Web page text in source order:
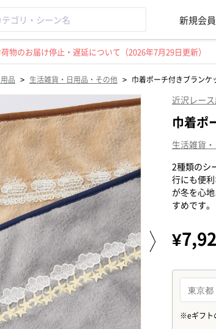
新規会
物のお届け停止・遅延について（2026年7月29日更新）
品 > 生活雑貨・日用品・その他 > 巾着ポーチ付きブランケ
近沢レー
巾着ポ
生活雑貨
2種類のシ
行にも便
が冬を心
すめです。